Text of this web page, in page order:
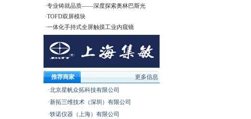
·专业铸就品质——深度探索奥林巴斯光
·TOFD双屏模块
·一体化手持式全屏触摸工业内窥镜
推荐商家
更多信息
·北京星帆众拓科技有限公司
·新拓三维技术（深圳）有限公司
·轶诺仪器（上海）有限公司